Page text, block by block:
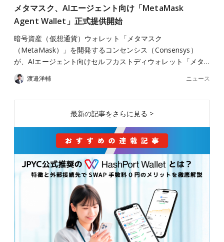
メタマスク、AIエージェント向け「MetaMask
Agent Wallet」正式提供開始
暗号資産（仮想通貨）ウォレット「メタマスク
（MetaMask）」を開発するコンセンシス（Consensys）
が、AIエージェント向けセルフカストディウォレット「メタ…
渡邉洋輔 ニュース
最新の記事をさらに見る >